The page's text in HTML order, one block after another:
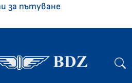
за пътуване